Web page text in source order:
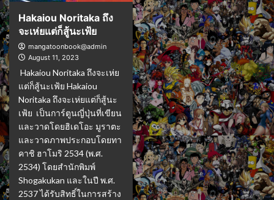
Hakaiou Noritaka ถึง
จะเห่ยแต่ก็สู้นะเฟ้ย
mangatoonbook@admin
August 11, 2023
Hakaiou Noritaka ถึงจะเห่ย
แต่ก็สู้นะเฟ้ย Hakaiou
Noritaka ถึงจะเห่ยแต่ก็สู้นะ
เฟ้ย เป็นการ์ตูนญี่ปุ่นที่เขียน
และวาดโดยฮิเดโอะ มูราตะ
และวาดภาพประกอบโดยทา
คาชิ ฮาโมริ 2534 (พ.ศ.
2534) โดยสำนักพิมพ์
Shogakukan และในปี พ.ศ.
2537 ได้รับสิทธิ์ในการสร้าง